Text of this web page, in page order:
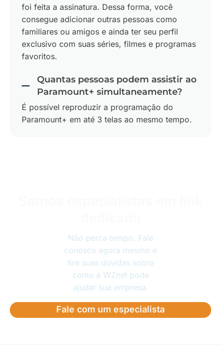
foi feita a assinatura. Dessa forma, você
consegue adicionar outras pessoas como
familiares ou amigos e ainda ter seu perfil
exclusivo com suas séries, filmes e programas
favoritos.
Quantas pessoas podem assistir ao
Paramount+ simultaneamente?
É possível reproduzir a programação do
Paramount+ em até 3 telas ao mesmo tempo.
Não perca tempo. Fale
conosco agora mesmo e
tire suas dúvidas sobre
como a WZnet pode
ajudar sua empresa.
Fale com um especialista